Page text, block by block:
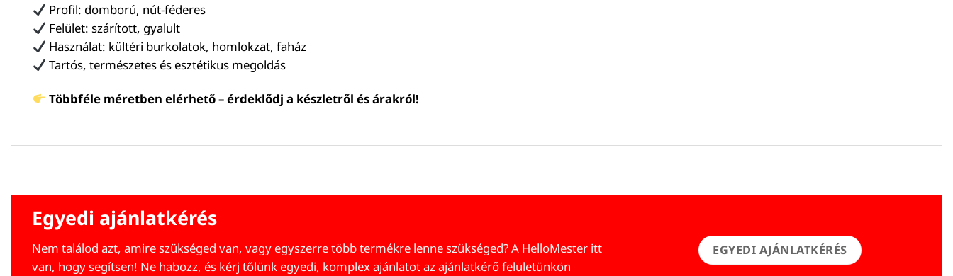
Profil: domború, nút-féderes
Felület: szárított, gyalult
Használat: kültéri burkolatok, homlokzat, faház
Tartós, természetes és esztétikus megoldás
Többféle méretben elérhető – érdeklődj a készletről és árakról!
Egyedi ajánlatkérés
Nem találod azt, amire szükséged van, vagy egyszerre több termékre lenne szükséged? A HelloMester itt
van, hogy segítsen! Ne habozz, és kérj tőlünk egyedi, komplex ajánlatot az ajánlatkérő felületünkön
EGYEDI AJÁNLATKÉRÉS